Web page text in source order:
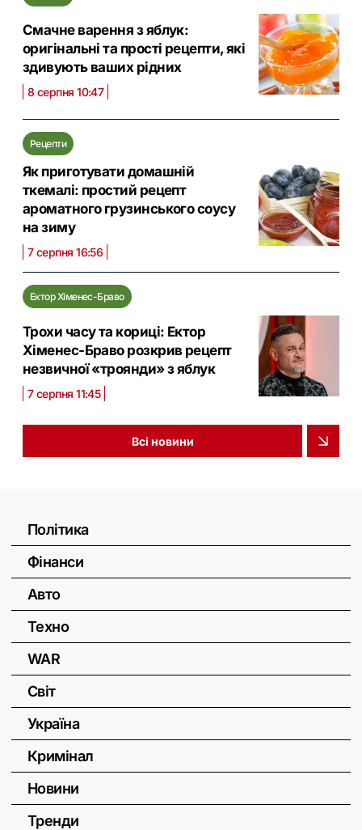
Смачне варення з яблук:
оригінальні та прості рецепти, які
здивують ваших рідних
8 серпня 10:47
Рецепти
Як приготувати домашній
ткемалі: простий рецепт
ароматного грузинського соусу
на зиму
7 серпня 16:56
Ектор Хіменес-Браво
Трохи часу та кориці: Ектор
Хіменес-Браво розкрив рецепт
незвичної «троянди» з яблук
7 серпня 11:45
Всі новини
Політика
Фінанси
Авто
Техно
WAR
Світ
Україна
Кримінал
Новини
Тренди